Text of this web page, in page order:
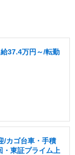
37.4万円～/転勤
/カゴ台車・手積
東証プライム上